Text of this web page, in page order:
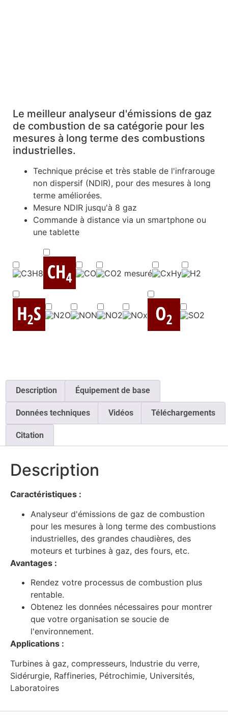
Le meilleur analyseur d'émissions de gaz
de combustion de sa catégorie pour les
mesures à long terme des combustions
industrielles.
Technique précise et très stable de l'infrarouge
non dispersif (NDIR), pour des mesures à long
terme améliorées.
Mesure NDIR jusqu'à 8 gaz
Commande à distance via un smartphone ou
une tablette
Description Équipement de base
Données techniques Vidéos Téléchargements
Citation
Description
Caractéristiques :
Analyseur d'émissions de gaz de combustion
pour les mesures à long terme des combustions
industrielles, des grandes chaudières, des
moteurs et turbines à gaz, des fours, etc.
Avantages :
Rendez votre processus de combustion plus
rentable.
Obtenez les données nécessaires pour montrer
que votre organisation se soucie de
l'environnement.
Applications :
Turbines à gaz, compresseurs, Industrie du verre,
Sidérurgie, Raffineries, Pétrochimie, Universités,
Laboratoires